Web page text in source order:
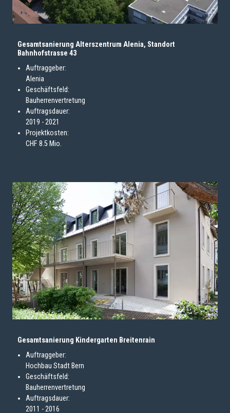
Gesamtsanierung Alterszentrum Alenia, Standort
Bahnhofstrasse 43
Auftraggeber:
Alenia
Geschäftsfeld:
Bauherrenvertretung
Auftragsdauer:
2019 - 2021
Projektkosten:
CHF 8.5 Mio.
Gesamtsanierung Kindergarten Breitenrain
Auftraggeber:
Hochbau Stadt Bern
Geschäftsfeld:
Bauherrenvertretung
Auftragsdauer:
2011 - 2016